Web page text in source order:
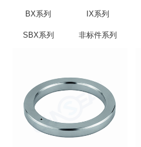
BX系列 IX系列
SBX系列 非标件系列